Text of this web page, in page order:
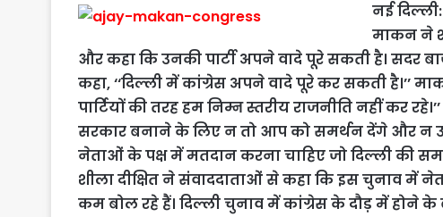
नई
माकन ने
और कहा कि उनकी पार्टी अपने वादे पूरे सकती है। सदर
कहा, ‘‘दिल्ली में कांग्रेस अपने वादे पूरे कर सकती है।’’
पार्टियों की तरह हम निम्न स्तरीय राजनीति नहीं कर
सरकार बनाने के लिए न तो आप को समर्थन देंगे और न
नेताओं के पक्ष में मतदान करना चाहिए जो दिल्ली की
शीला दीक्षित ने संवाददाताओं से कहा कि इस चुनाव में
कम बोल रहे हैं। दिल्ली चुनाव में कांग्रेस के दौड़ में होने के